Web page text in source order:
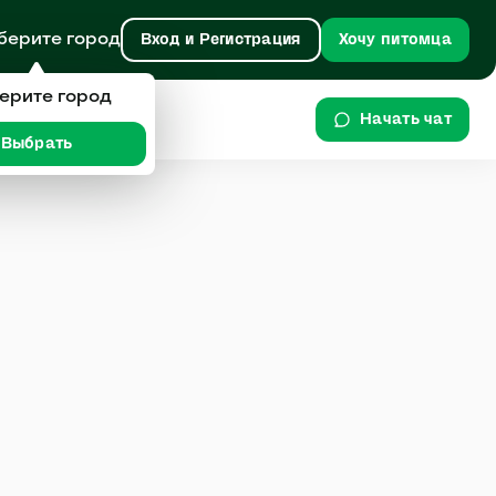
город Вход и Регистрация Хочу питомца
Начать чат
город
Выбрать